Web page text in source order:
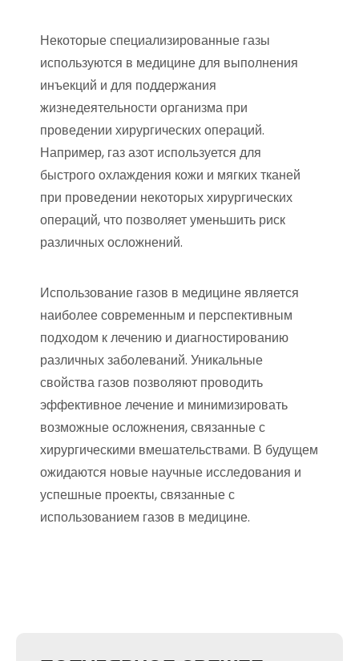
Некоторые специализированные газы
используются в медицине для выполнения
инъекций и для поддержания
жизнедеятельности организма при
проведении хирургических операций.
Например, газ азот используется для
быстрого охлаждения кожи и мягких тканей
при проведении некоторых хирургических
операций, что позволяет уменьшить риск
различных осложнений.
Использование газов в медицине является
наиболее современным и перспективным
подходом к лечению и диагностированию
различных заболеваний. Уникальные
свойства газов позволяют проводить
эффективное лечение и минимизировать
возможные осложнения, связанные с
хирургическими вмешательствами. В будущем
ожидаются новые научные исследования и
успешные проекты, связанные с
использованием газов в медицине.